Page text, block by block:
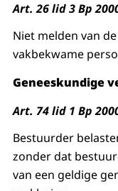
Art. 26 lid 3 Bp
Niet melden van
vakbekwame
Geneeskundige
Art. 74 lid 1 Bp
Bestuurder
zonder dat
van een geldige